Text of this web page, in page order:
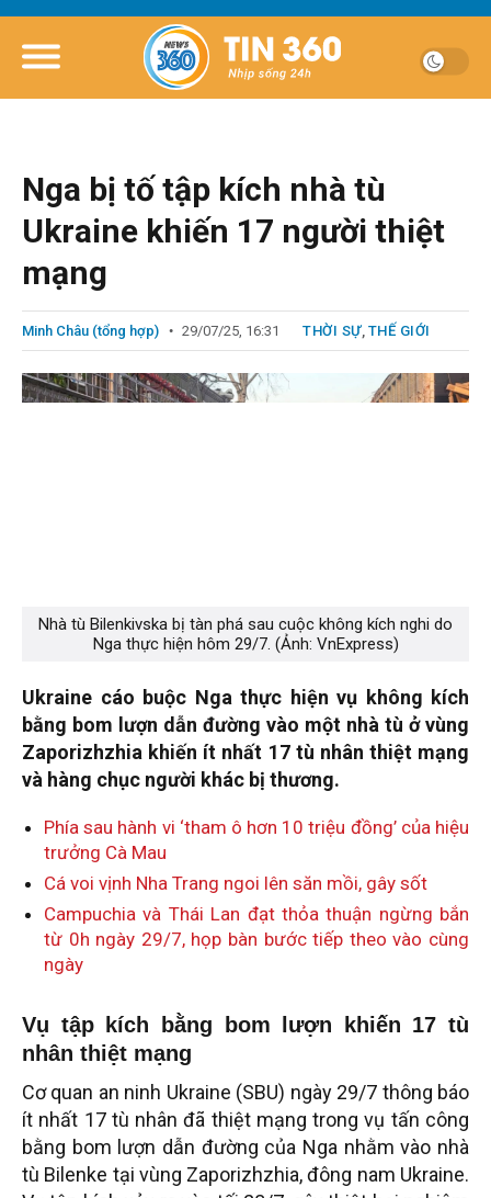
Nga bị tố tập kích nhà tù
Ukraine khiến 17 người thiệt
mạng
Minh Châu (tổng hợp) 29/07/25, 16:31 THỜI SỰ, THẾ GIỚI
Nhà tù Bilenkivska bị tàn phá sau cuộc không kích nghi do
Nga thực hiện hôm 29/7. (Ảnh: VnExpress)
Ukraine cáo buộc Nga thực hiện vụ không kích
bằng bom lượn dẫn đường vào một nhà tù ở vùng
Zaporizhzhia khiến ít nhất 17 tù nhân thiệt mạng
và hàng chục người khác bị thương.
Phía sau hành vi ‘tham ô hơn 10 triệu đồng’ của hiệu
trưởng Cà Mau
Cá voi vịnh Nha Trang ngoi lên săn mồi, gây sốt
Campuchia và Thái Lan đạt thỏa thuận ngừng bắn
từ 0h ngày 29/7, họp bàn bước tiếp theo vào cùng
ngày
Vụ tập kích bằng bom lượn khiến 17 tù
nhân thiệt mạng
Cơ quan an ninh Ukraine (SBU) ngày 29/7 thông báo
ít nhất 17 tù nhân đã thiệt mạng trong vụ tấn công
bằng bom lượn dẫn đường của Nga nhằm vào nhà
tù Bilenke tại vùng Zaporizhzhia, đông nam Ukraine.